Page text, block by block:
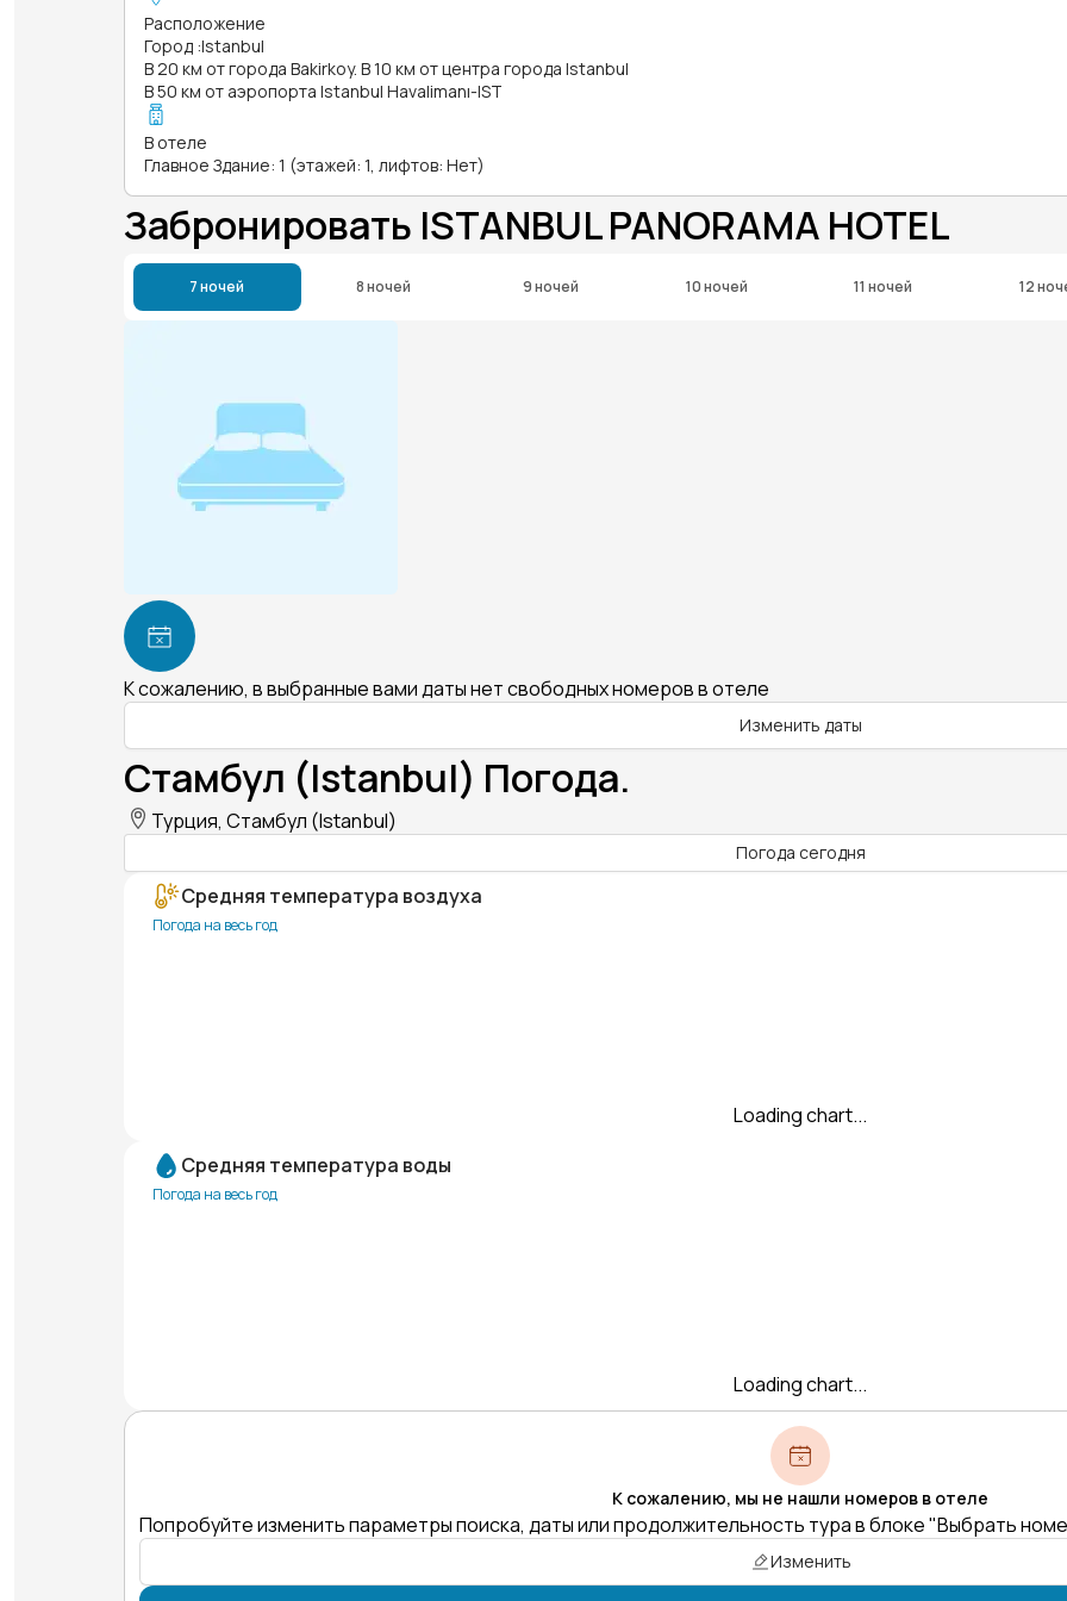
Расположение
Город :Istanbul
В 20 км от города Bakirkoy. В 10 км от центра города Istanbul
В 50 км от аэропорта Istanbul Havalimanı-IST
В отеле
Главное Здание: 1 (этажей: 1, лифтов: Нет)
Забронировать ISTANBUL PANORAMA HOTEL
7 ночей 8 ночей 9 ночей 10 ночей 11 ночей 12
К сожалению, в выбранные вами даты нет свободных номеров в отеле
Изменить даты
Стамбул (Istanbul) Погода.
Турция, Стамбул (Istanbul)
Погода сегодня
Средняя температура воздуха
Погода на весь год
Loading chart...
Средняя температура воды
Погода на весь год
Loading chart...
К сожалению, мы не нашли номеров в отеле
Попробуйте изменить параметры поиска, даты или продолжительность тура в блоке "Выбрать
Изменить